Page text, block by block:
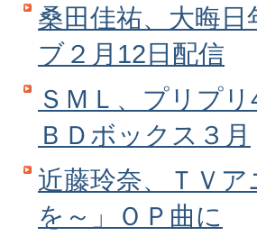
桑田佳祐、大晦日
ブ２月12日配信
ＳＭＬ、プリプ
ＢＤボックス３月
近藤玲奈、ＴＶア
を～」ＯＰ曲に